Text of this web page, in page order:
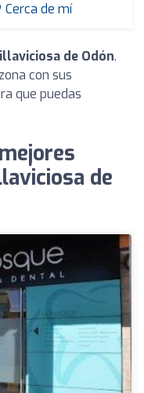
Cerca de mí
de Odón.
con sus
que puedas
de